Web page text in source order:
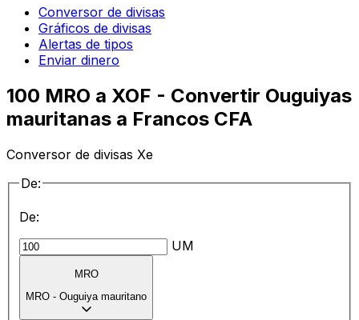
Conversor de divisas
Gráficos de divisas
Alertas de tipos
Enviar dinero
100 MRO a XOF - Convertir Ouguiyas
mauritanas a Francos CFA
Conversor de divisas Xe
De:
De:
UM
MRO
MRO - Ouguiya mauritano